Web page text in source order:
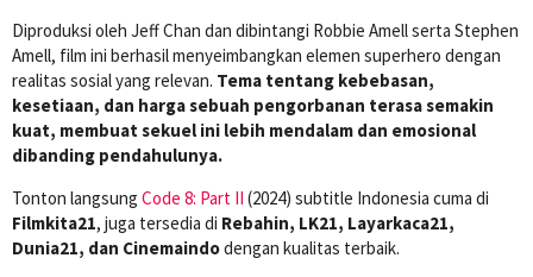
Diproduksi oleh Jeff Chan dan dibintangi Robbie Amell serta Stephen
Amell, film ini berhasil menyeimbangkan elemen superhero dengan
realitas sosial yang relevan. Tema tentang kebebasan,
kesetiaan, dan harga sebuah pengorbanan terasa semakin
kuat, membuat sekuel ini lebih mendalam dan emosional
dibanding pendahulunya.
Tonton langsung Code 8: Part II (2024) subtitle Indonesia cuma di
Filmkita21, juga tersedia di Rebahin, LK21, Layarkaca21,
Dunia21, dan Cinemaindodengan kualitas terbaik.